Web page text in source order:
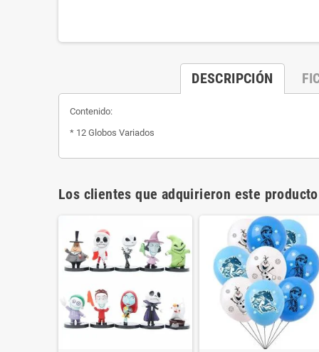
DESCRIPCIÓN
Contenido:
* 12 Globos Variados
Los clientes que adquirieron este